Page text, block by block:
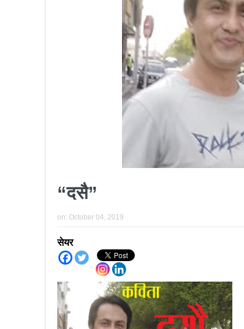
आज प्रतिनिधिसभा सदस्य
पुरस्कार वितरणबिनै
खतिवडाको नयाँ गीत
चलचित्र विकास बोर्डका
महानगर यातायातले थप्यो
फोहोरमैला व्यवस्थापन संघ
समाचार हटाउने अदालतको
लोकतान्त्रिक सहिद सन्तति
‘महिला अधिकारका निम्ति
त्रिदेशीय विद्युत ब्यापार
“दसै”
on: October 04, 2019
सेयर